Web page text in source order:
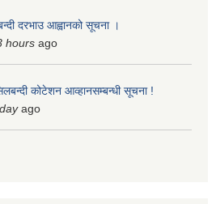
दरभाउ आह्वानको सूचना ।
hours ago
कोटेशन आव्हानसम्बन्धी सूचना !
ago